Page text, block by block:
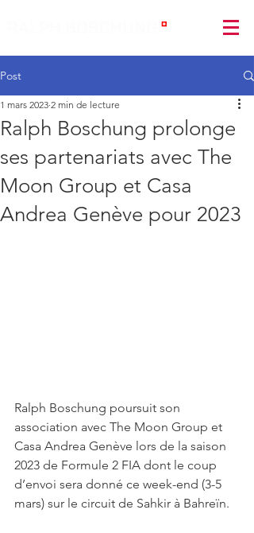
Post
Ralph Boschung prolonge
ses partenariats avec The
Moon Group et Casa
Andrea Genève pour 2023
1 mars 2023 2 min de lecture
Ralph Boschung poursuit son
association avec The Moon Group et
Casa Andrea Genève lors de la saison
2023 de Formule 2 FIA dont le coup
d’envoi sera donné ce week-end (3-5
mars) sur le circuit de Sahkir à Bahreïn.